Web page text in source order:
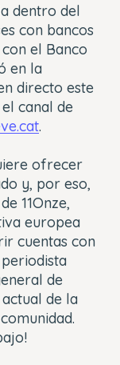
dentro del
con bancos
el Banco
en la
directo este
canal de
.
ofrecer
y, por eso,
11Onze,
europea
cuentas con
de
de la